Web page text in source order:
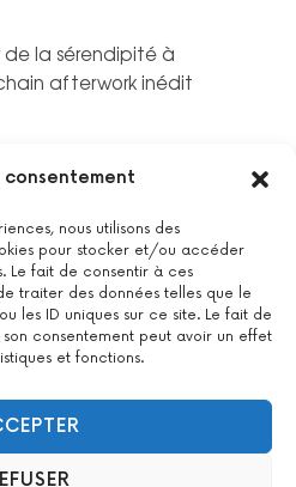
nous utilisons des
pour stocker et/ou accéder
Le fait de consentir à ces
traiter des données telles que le
les ID uniques sur ce site. Le fait de
consentement peut avoir un effet
et fonctions.
de la sérendipité à
afterwork inédit
délivrée au titre de la catégorie
formations.Voir le certificat